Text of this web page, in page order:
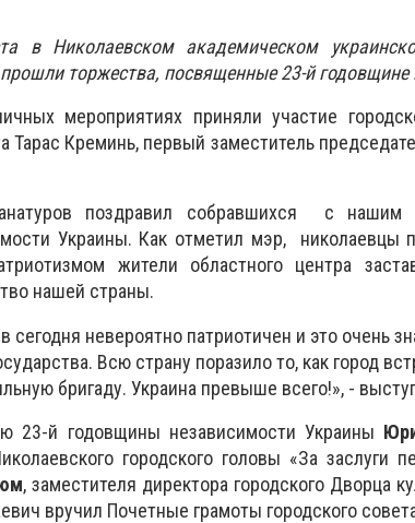
в Николаевском академическом
торжества, посвященные 23-й
мероприятиях приняли участие
Тарас Креминь, первый заместитель
поздравил собравшихся с
Украины. Как отметил мэр, николаевцы
жители областного центра
нашей страны.
сегодня невероятно патриотичен и это очень
Всю страну поразило то, как город
бригаду. Украина превыше всего!», -
23-й годовщины независимости Украины
городского головы «За заслуги
, заместителя директора городского Дворца
вручил Почетные грамоты городского